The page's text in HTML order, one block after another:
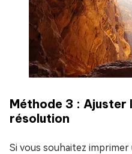
Méthode 3 : Ajuster
résolution
Si vous souhaitez imprimer